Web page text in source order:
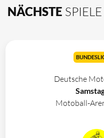
NÄCHSTE SPIELE
Deutsche
Motoball-